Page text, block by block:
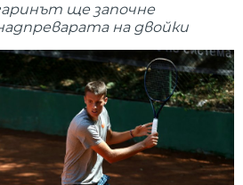
ще започне
на двойки